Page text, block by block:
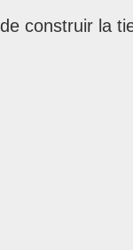
construir la